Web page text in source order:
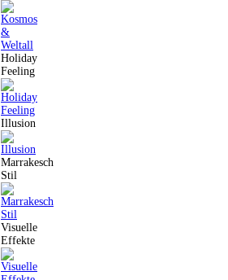
Holiday
Feeling
Illusion
Marrakesch
Stil
Visuelle
Effekte